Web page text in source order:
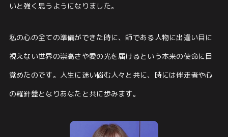
いと強く思うようになりました。
私の心の全ての準備ができた時に、師である人物に出逢い目に
視えない世界の崇高さや愛の光を届けるという本来の使命に⽬
覚めたのです。 人生に迷い悩む人々と共に、時には伴走者や心
の羅針盤となりあなたと共に歩みます。